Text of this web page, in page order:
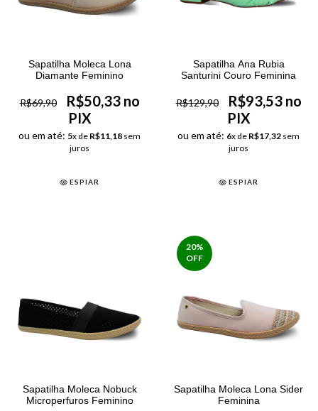
Sapatilha Moleca Lona
Diamante Feminino
R$69,90
R$50,33 no
PIX
ou em até: 5x de R$11,18 sem
juros
ESPIAR
Sapatilha Ana Rubia
Santurini Couro Feminina
R$129,90
R$93,53 no
PIX
ou em até: 6x de R$17,32 sem
juros
ESPIAR
Sapatilha Moleca Nobuck
Microperfuros Feminino
20%
OFF
Sapatilha Moleca Lona Sider
Feminina